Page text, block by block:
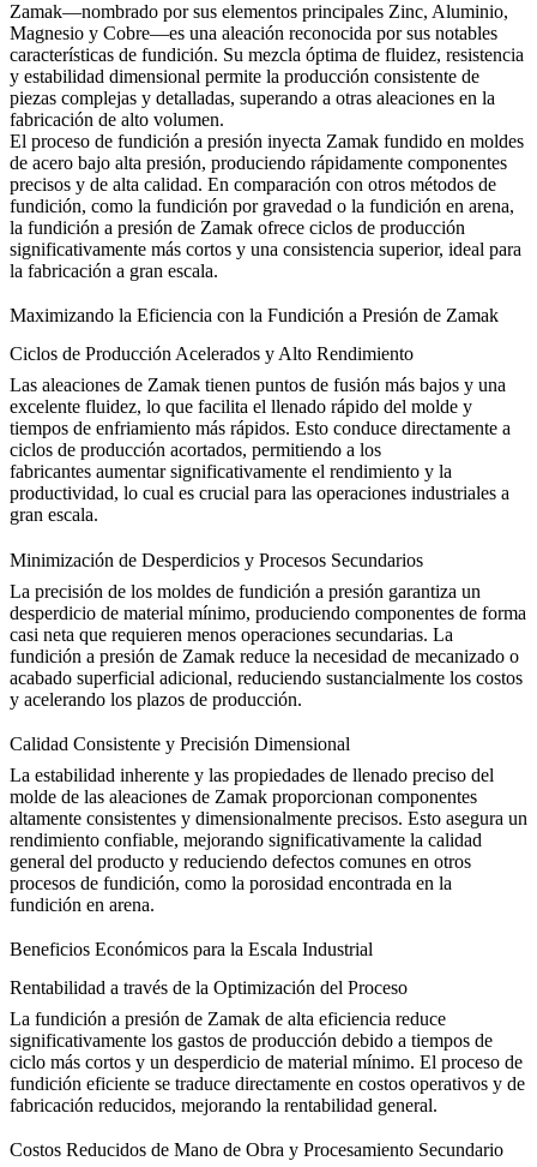
Zamak—nombrado por sus elementos principales Zinc, Aluminio,
Magnesio y Cobre—es una aleación reconocida por sus notables
características de fundición. Su mezcla óptima de fluidez, resistencia
y estabilidad dimensional permite la producción consistente de
piezas complejas y detalladas, superando a otras aleaciones en la
fabricación de alto volumen.
El proceso de fundición a presión inyecta Zamak fundido en moldes
de acero bajo alta presión, produciendo rápidamente componentes
precisos y de alta calidad. En comparación con otros métodos de
fundición, como la fundición por gravedad o la fundición en arena,
la fundición a presión de Zamak ofrece ciclos de producción
significativamente más cortos y una consistencia superior, ideal para
la fabricación a gran escala.
Maximizando la Eficiencia con la Fundición a Presión de Zamak
Ciclos de Producción Acelerados y Alto Rendimiento
Las aleaciones de Zamak tienen puntos de fusión más bajos y una
excelente fluidez, lo que facilita el llenado rápido del molde y
tiempos de enfriamiento más rápidos. Esto conduce directamente a
ciclos de producción acortados, permitiendo a los
fabricantes aumentar significativamente el rendimiento y la
productividad, lo cual es crucial para las operaciones industriales a
gran escala.
Minimización de Desperdicios y Procesos Secundarios
La precisión de los moldes de fundición a presión garantiza un
desperdicio de material mínimo, produciendo componentes de forma
casi neta que requieren menos operaciones secundarias. La
fundición a presión de Zamak reduce la necesidad de mecanizado o
acabado superficial adicional, reduciendo sustancialmente los costos
y acelerando los plazos de producción.
Calidad Consistente y Precisión Dimensional
La estabilidad inherente y las propiedades de llenado preciso del
molde de las aleaciones de Zamak proporcionan componentes
altamente consistentes y dimensionalmente precisos. Esto asegura un
rendimiento confiable, mejorando significativamente la calidad
general del producto y reduciendo defectos comunes en otros
procesos de fundición, como la porosidad encontrada en la
fundición en arena.
Beneficios Económicos para la Escala Industrial
Rentabilidad a través de la Optimización del Proceso
La fundición a presión de Zamak de alta eficiencia reduce
significativamente los gastos de producción debido a tiempos de
ciclo más cortos y un desperdicio de material mínimo. El proceso de
fundición eficiente se traduce directamente en costos operativos y de
fabricación reducidos, mejorando la rentabilidad general.
Costos Reducidos de Mano de Obra y Procesamiento Secundario